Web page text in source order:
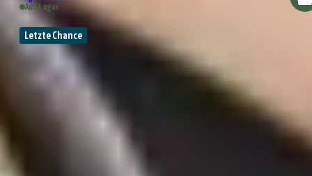
Auf Lager
Letzte Chance